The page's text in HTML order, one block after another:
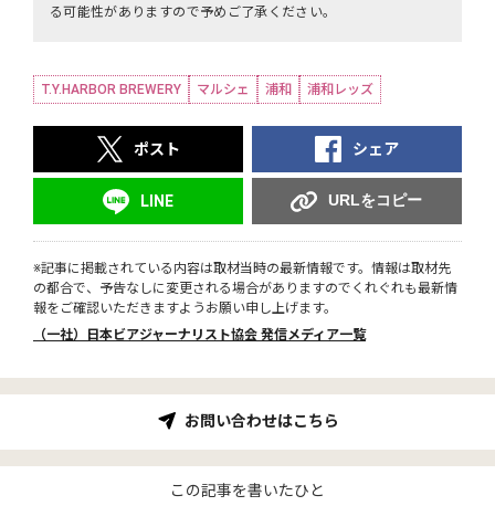
る可能性がありますので予めご了承ください。
T.Y.HARBOR BREWERY マルシェ 浦和 浦和レッズ
ポスト シェア
LINE URLをコピー
※記事に掲載されている内容は取材当時の最新情報です。情報は取材先
の都合で、予告なしに変更される場合がありますのでくれぐれも最新情
報をご確認いただきますようお願い申し上げます。
（一社）日本ビアジャーナリスト協会 発信メディア一覧
お問い合わせはこちら
この記事を書いたひと